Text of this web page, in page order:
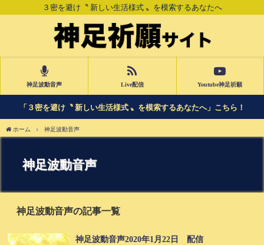
３密を避け〝 新しい生活様式 〟を模索するあなたへ
神足波動音声 Live配信 Youtube神足祈願
「３密を避け〝 新しい生活様式 〟を模索するあなたへ」こちら！
ホーム 神足波動音声
神足波動音声
神足波動音声の記事一覧
神足波動音声2020年1月22日 配信